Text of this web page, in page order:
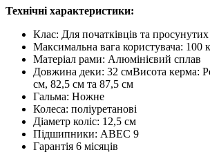
Технічні характеристики:
Клас: Для початківців та просунутих
Максимальна вага користувача: 100
Матеріал рами: Алюмінієвий сплав
Довжина деки: 32 смВисота керма:
см, 82,5 см та 87,5 см
Гальма: Ножне
Колеса: поліуретанові
Діаметр коліс: 12,5 см
Підшипники: ABEC 9
Гарантія 6 місяців